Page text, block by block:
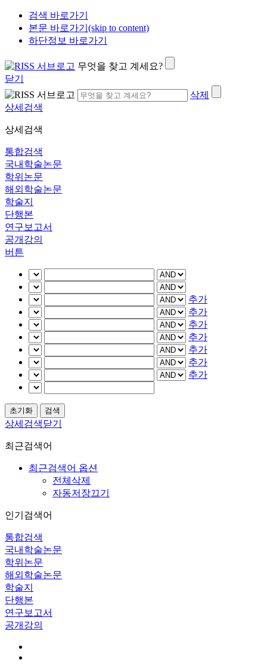
검색 바로가기
본문 바로가기(skip to content)
하단정보 바로가기
무엇을 찾고 계세요?
닫기
삭제
상세검색
상세검색
통합검색
국내학술논문
학위논문
해외학술논문
학술지
단행본
연구보고서
공개강의
버튼
추가
추가
추가
추가
추가
추가
추가
상세검색닫기
최근검색어
최근검색어 옵션
전체삭제
자동저장끄기
인기검색어
통합검색
국내학술논문
학위논문
해외학술논문
학술지
단행본
연구보고서
공개강의